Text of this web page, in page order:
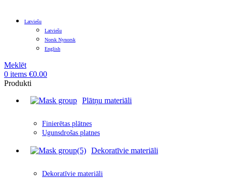
Latviešu
Latviešu
Norsk Nynorsk
English
Meklēt
0 items €0.00
Produkti
Plātņu materiāli
Finierētas plātnes
Ugunsdrošas platnes
Dekoratīvie materiāli
Dekoratīvie materiāli